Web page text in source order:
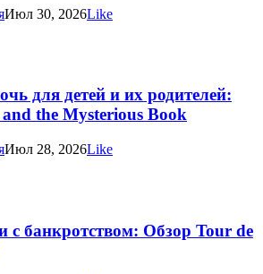
Июл 30, 2026Like
для детей и их родителей:
the Mysterious Book
Июл 28, 2026Like
с банкротством: Обзор Tour de